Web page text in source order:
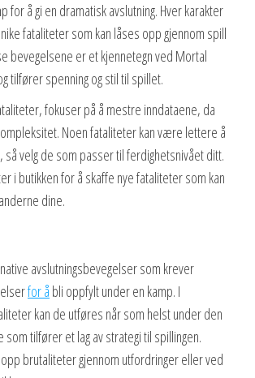
for å gi en dramatisk avslutning. Hver karakter
fataliteter som kan låses opp gjennom spill
bevegelsene er et kjennetegn ved Mortal
tilfører spenning og stil til spillet.
fokuser på å mestre inndataene, da
Noen fataliteter kan være lettere å
så velg de som passer til ferdighetsnivået ditt.
i butikken for å skaffe nye fataliteter som kan
dine.
avslutningsbevegelser som krever
for å bli oppfylt under en kamp. I
kan de utføres når som helst under den
som tilfører et lag av strategi til spillingen.
brutaliteter gjennom utfordringer eller ved